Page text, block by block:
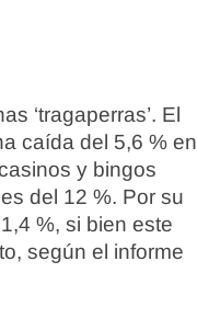
‘tragaperras’. El
caída del 5,6 % en
y bingos
del 12 %. Por su
%, si bien este
según el informe